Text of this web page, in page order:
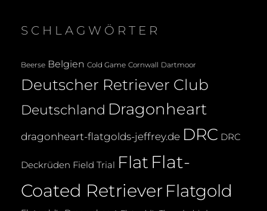
SCHLAGWÖRTER
Beerse Belgien Cold Game Cornwall Dartmoor
Deutscher Retriever Club
Deutschland Dragonheart
dragonheart-flatgolds-jeffrey.de DRC DRC
Deckrüden Field Trial Flat Flat-
Coated Retriever Flatgold